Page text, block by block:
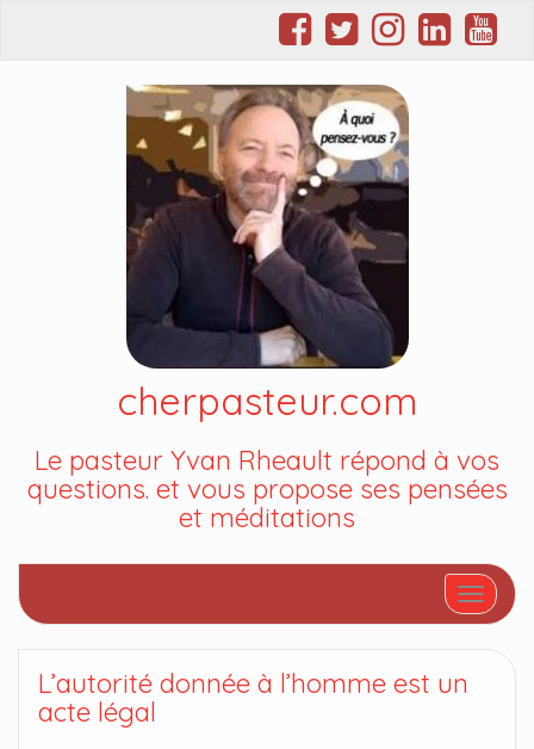
cherpasteur.com
Le pasteur Yvan Rheault répond à vos
questions. et vous propose ses pensées
et méditations
Afficher/
L’autorité donnée à l’homme est un
acte légal